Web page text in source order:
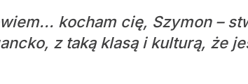
kocham cię, Szymon –
z taką klasą i kulturą, że